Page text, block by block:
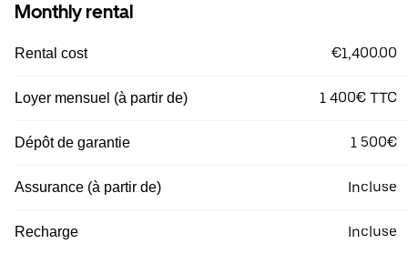
Monthly rental
Rental cost €1,400.00
Loyer mensuel (à partir de) 1 400€ TTC
Dépôt de garantie 1 500€
Assurance (à partir de) Incluse
Recharge Incluse